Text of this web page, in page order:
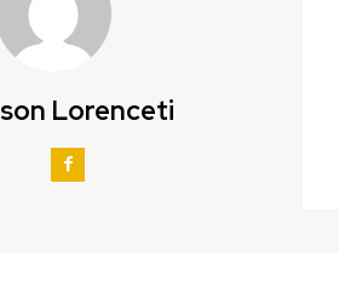
Lorenceti